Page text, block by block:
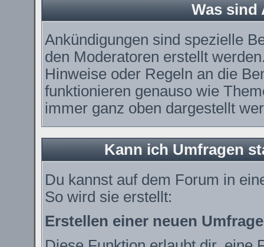
Was sind
Ankündigungen sind spezielle
den Moderatoren erstellt
Hinweise oder Regeln an die
funktionieren genauso wie
immer ganz oben dargestellt
Kann ich Umfragen
Du kannst auf dem Forum in
So wird sie erstellt:
Erstellen einer neuen Umfrage